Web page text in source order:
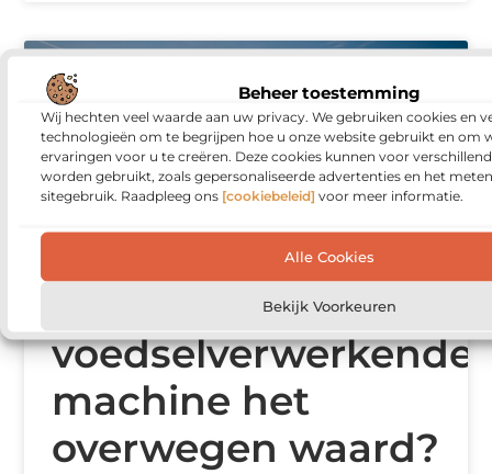
Beheer toestemming
Wij hechten veel waarde aan uw privacy. We gebruiken cookies en
technologieën om te begrijpen hoe u onze website gebruikt en om
ervaringen voor u te creëren. Deze cookies kunnen voor
worden gebruikt, zoals gepersonaliseerde advertenties en het
sitegebruik. Raadpleeg ons [cookiebeleid] voor meer informatie.
Alle Cookies
Bekijk Voorkeuren
Is een gebruikte
voedselverwerkende
machine het
overwegen waard?